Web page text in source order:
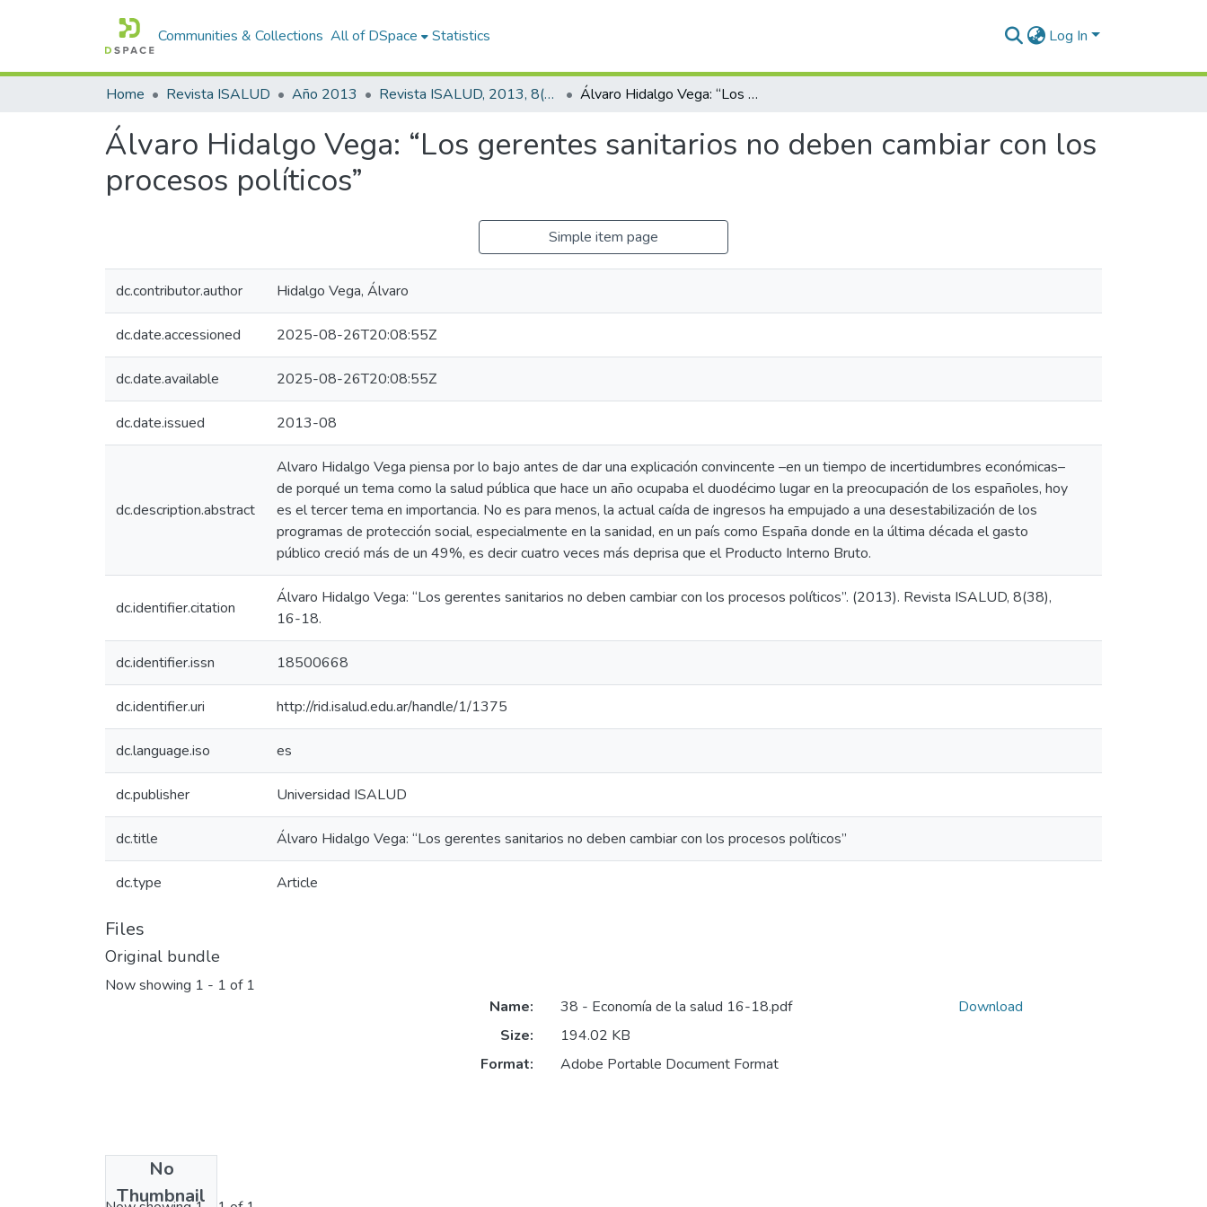
Communities & Collections All of DSpace Statistics Log In
Home Revista ISALUD Año 2013 Revista ISALUD, 2013, 8(38) Álvaro Hidalgo Vega: “Los gerentes sanitarios no deben cambiar con los procesos políticos”
Álvaro Hidalgo Vega: “Los gerentes sanitarios no deben cambiar con los
procesos políticos”
Simple item page
dc.contributor.author Hidalgo Vega, Álvaro
dc.date.accessioned 2025-08-26T20:08:55Z
dc.date.available 2025-08-26T20:08:55Z
dc.date.issued 2013-08
dc.description.abstract
Alvaro Hidalgo Vega piensa por lo bajo antes de dar una explicación convincente –en un tiempo de incertidumbres económicas–
de porqué un tema como la salud pública que hace un año ocupaba el duodécimo lugar en la preocupación de los españoles, hoy
es el tercer tema en importancia. No es para menos, la actual caída de ingresos ha empujado a una desestabilización de los
programas de protección social, especialmente en la sanidad, en un país como España donde en la última década el gasto
público creció más de un 49%, es decir cuatro veces más deprisa que el Producto Interno Bruto.
dc.identifier.citation
Álvaro Hidalgo Vega: “Los gerentes sanitarios no deben cambiar con los procesos políticos”. (2013). Revista ISALUD, 8(38),
16-18.
dc.identifier.issn 18500668
dc.identifier.uri http://rid.isalud.edu.ar/handle/1/1375
dc.language.iso es
dc.publisher Universidad ISALUD
dc.title Álvaro Hidalgo Vega: “Los gerentes sanitarios no deben cambiar con los procesos políticos”
dc.type Article
Files
Original bundle
Now showing 1 - 1 of 1
No
Thumbnail
Name:
38 - Economía de la salud 16-18.pdf
Size:
194.02 KB
Format:
Adobe Portable Document Format
Download
License bundle